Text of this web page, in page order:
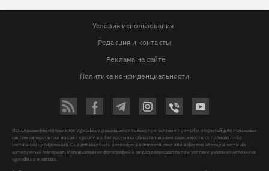
Условия использования
Редакция и контакты
Реклама на сайте
Политика конфиденциальности
Использование материалов Vgorode.ua разрешается только при условии прямой и открытой для поисковых
систем гиперссылки на сайт vgorode.ua. Гиперссылка обязательна вне зависимости от полного либо
частичного цитирования. Она должна быть размещена в подзаголовке или в первом абзаце и вести на
цитируемый материал. Использование фотографий и видео разрешается при условии указания источника
vgorode.ua и автора.